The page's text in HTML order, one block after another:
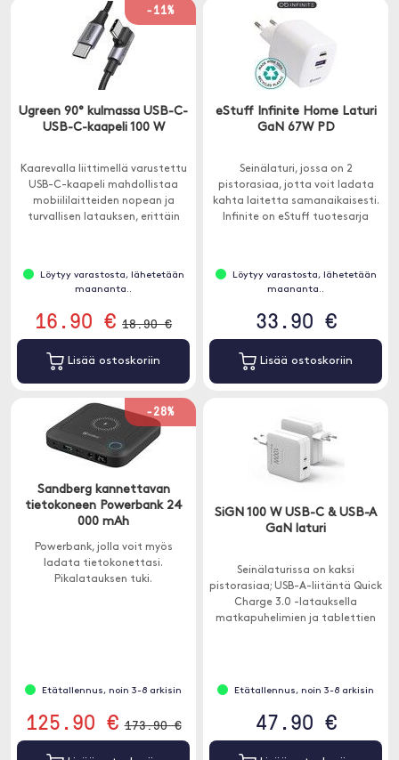
-11%
Ugreen 90° kulmassa USB-C-
USB-C-kaapeli 100 W
Kaarevalla liittimellä varustettu
USB-C-kaapeli mahdollistaa
mobiililaitteiden nopean ja
turvallisen latauksen, erittäin
Löytyy varastosta, lähetetään
maananta..
16.90 € 18.90 €
Lisää ostoskoriin
eStuff Infinite Home Laturi
GaN 67W PD
Seinälaturi, jossa on 2
pistorasiaa, jotta voit ladata
kahta laitetta samanaikaisesti.
Infinite on eStuff tuotesarja
Löytyy varastosta, lähetetään
maananta..
33.90 €
Lisää ostoskoriin
-28%
Sandberg kannettavan
tietokoneen Powerbank 24
000 mAh
Powerbank, jolla voit myös
ladata tietokonettasi.
Pikalatauksen tuki.
Etätallennus, noin 3-8 arkisin
125.90 € 173.90 €
SiGN 100 W USB-C & USB-A
GaN laturi
Seinälaturissa on kaksi
pistorasiaa; USB-A-liitäntä Quick
Charge 3.0 -latauksella
matkapuhelimien ja tablettien
Etätallennus, noin 3-8 arkisin
47.90 €